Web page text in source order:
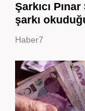
Şarkıcı
şarkı
Haber7